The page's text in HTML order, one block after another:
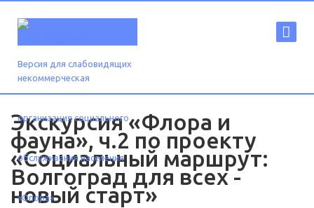
Версия для слабовидящих
Экскурсия «Флора и
фауна», ч.2 по проекту
«Социальный маршрут:
Волгоград для всех -
новый старт»